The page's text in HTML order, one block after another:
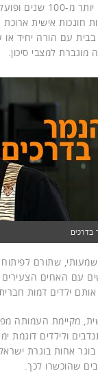
אישית ארוכת
שגדלים בבית עם הורה
מוגברת למצבי סיכון.
בדרכים
שתורם
עם האחים
אותם ילדים דמות
מקיימת העמותה
ולילדים דוגמת
אחות בוגרת
שהוכשרו לכך.